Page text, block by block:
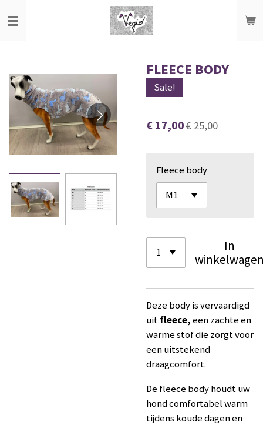
direct
hoofdinhoud
FLEECE BODY
Sale!
€ 17,00€ 25,00
Fleece body
In
Deze body is vervaardigd
uitfleece,een zachte en
warme stof die zorgt voor
een uitstekend
draagcomfort.
De fleece body houdt uw
hond comfortabel warm
tijdens koude dagen en